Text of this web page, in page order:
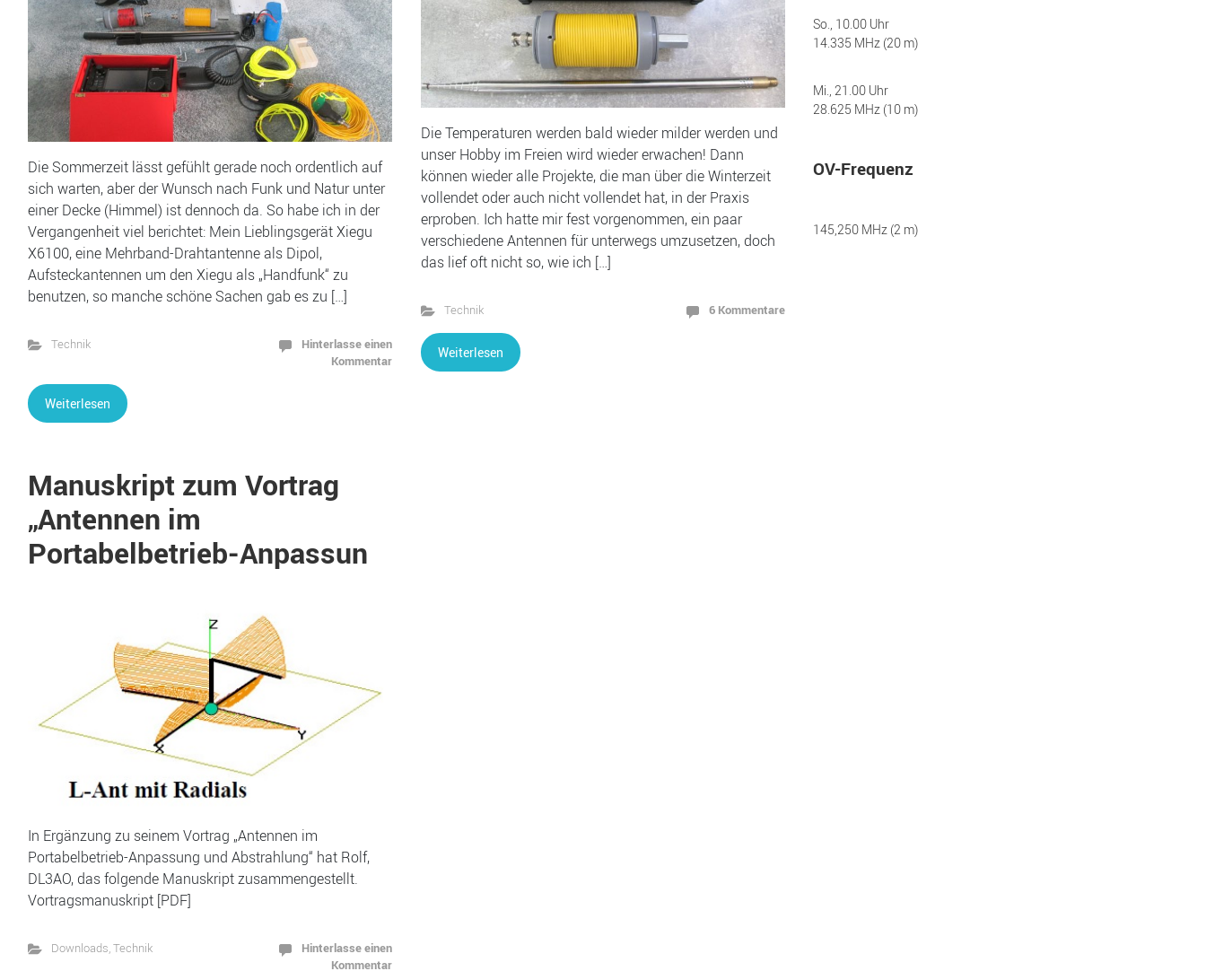
Die Sommerzeit lässt gefühlt gerade noch ordentlich auf
sich warten, aber der Wunsch nach Funk und Natur unter
einer Decke (Himmel) ist dennoch da. So habe ich in der
Vergangenheit viel berichtet: Mein Lieblingsgerät Xiegu
X6100, eine Mehrband-Drahtantenne als Dipol,
Aufsteckantennen um den Xiegu als „Handfunk“ zu
benutzen, so manche schöne Sachen gab es zu […]
Technik
Hinterlasse einen
Kommentar
Weiterlesen
Die Temperaturen werden bald wieder milder werden und
unser Hobby im Freien wird wieder erwachen! Dann
können wieder alle Projekte, die man über die Winterzeit
vollendet oder auch nicht vollendet hat, in der Praxis
erproben. Ich hatte mir fest vorgenommen, ein paar
verschiedene Antennen für unterwegs umzusetzen, doch
das lief oft nicht so, wie ich […]
Technik 6 Kommentare
Weiterlesen
Manuskript zum Vortrag
„Antennen im
Portabelbetrieb-Anpassun
In Ergänzung zu seinem Vortrag „Antennen im
Portabelbetrieb-Anpassung und Abstrahlung“ hat Rolf,
DL3AO, das folgende Manuskript zusammengestellt.
Vortragsmanuskript [PDF]
Downloads,Technik
Hinterlasse einen
Kommentar
So., 10.00 Uhr
14.335 MHz (20 m)
Mi., 21.00 Uhr
28.625 MHz (10 m)
OV-Frequenz
145,250 MHz (2 m)